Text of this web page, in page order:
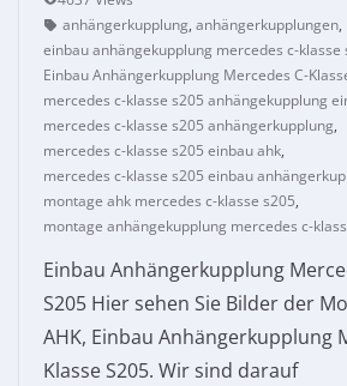
anhängerkupplung, anhängerkupplungen,
einbau anhängekupplung mercedes c-klasse
Einbau Anhängerkupplung Mercedes C-
mercedes c-klasse s205 anhängekupplung
mercedes c-klasse s205 anhängerkupplung,
mercedes c-klasse s205 einbau ahk,
mercedes c-klasse s205 einbau
montage ahk mercedes c-klasse s205,
montage anhängekupplung mercedes c-
Einbau Anhängerkupplung
S205 Hier sehen Sie Bilder der
AHK, Einbau Anhängerkupplung
Klasse S205. Wir sind darauf